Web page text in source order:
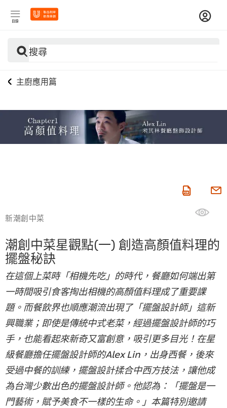
目錄
搜尋
主廚應用篇
新潮創中菜
潮創中菜星觀點(一) 創造高顏值料理的
擺盤秘訣
在這個上菜時「相機先吃」的時代，餐廳如何端出第
一時間吸引食客掏出相機的高顏值料理成了重要課
題。而餐飲界也順應潮流出現了「擺盤設計師」這新
興職業；即使是傳統中式老菜，經過擺盤設計師的巧
手，也能看起來新奇又富創意，吸引更多目光！在星
級餐廳擔任擺盤設計師的Alex Lin，出身西餐，後來
受過中餐的訓練，擺盤設計揉合中西方技法，讓他成
為台灣少數出色的擺盤設計師。他認為：「擺盤是一
門藝術，賦予美食不一樣的生命。」本篇特別邀請